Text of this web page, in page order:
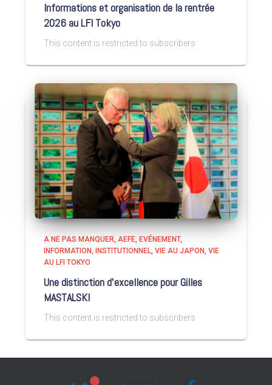
Informations et organisation de la rentrée
2026 au LFI Tokyo
This content is restricted to subscribers
A NE PAS MANQUER AEFE EVÉNEMENT
INFORMATION
INSTITUTIONNEL VIE AU JAPON VIE
AU LFI TOKYO
Une distinction d’excellence pour Gilles
MASTALSKI
This content is restricted to subscribers